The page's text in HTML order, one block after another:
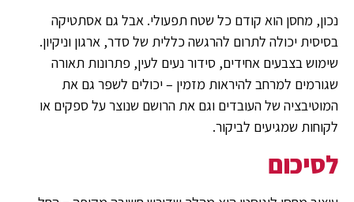
נכון, מחסן הוא קודם כל שטח תפעולי. אבל גם אסתטיקה
בסיסית יכולה לתרום להרגשה כללית של סדר, ארגון וניקיון.
שימוש בצבעים אחידים, סידור נעים לעין, פתרונות תאורה
שגורמים למרחב להיראות מזמין – יכולים לשפר גם את
המוטיבציה של העובדים וגם את הרושם שנוצר על ספקים או
לקוחות שמגיעים לביקור.
לסיכום